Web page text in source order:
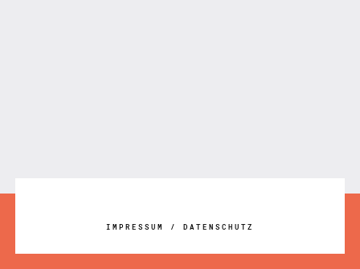
IMPRESSUM / DATENSCHUTZ